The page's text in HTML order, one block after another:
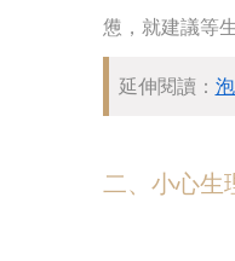
憊，就建議等
延伸閱讀：
二、小心生